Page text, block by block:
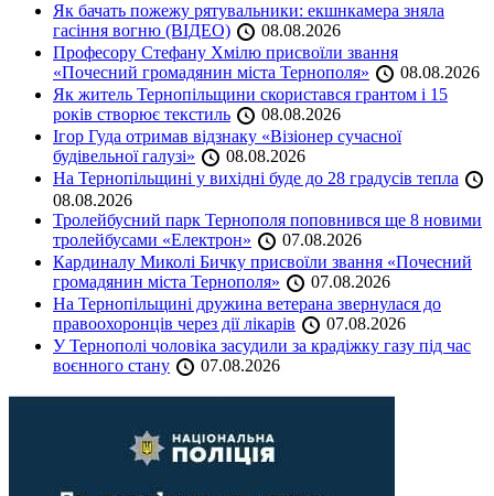
Як бачать пожежу рятувальники: екшнкамера зняла
гасіння вогню (ВІДЕО)
08.08.2026
Професору Стефану Хмілю присвоїли звання
«Почесний громадянин міста Тернополя»
08.08.2026
Як житель Тернопільщини скористався грантом і 15
років створює текстиль
08.08.2026
Ігор Гуда отримав відзнаку «Візіонер сучасної
будівельної галузі»
08.08.2026
На Тернопільщині у вихідні буде до 28 градусів тепла
08.08.2026
Тролейбусний парк Тернополя поповнився ще 8 новими
тролейбусами «Електрон»
07.08.2026
Кардиналу Миколі Бичку присвоїли звання «Почесний
громадянин міста Тернополя»
07.08.2026
На Тернопільщині дружина ветерана звернулася до
правоохоронців через дії лікарів
07.08.2026
У Тернополі чоловіка засудили за крадіжку газу під час
воєнного стану
07.08.2026